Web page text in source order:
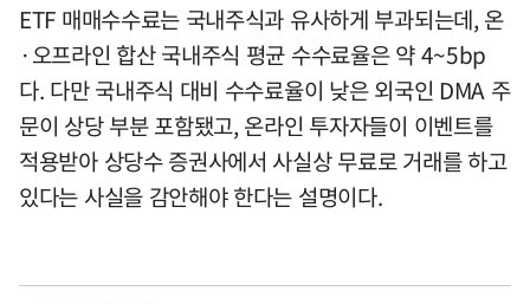
ETF 매매수수료는 국내주식과 유사하게 부과되는데, 온
·오프라인 합산 국내주식 평균 수수료율은 약 4~5bp
다. 다만 국내주식 대비 수수료율이 낮은 외국인 DMA 주
문이 상당 부분 포함됐고, 온라인 투자자들이 이벤트를
적용받아 상당수 증권사에서 사실상 무료로 거래를 하고
있다는 사실을 감안해야 한다는 설명이다.